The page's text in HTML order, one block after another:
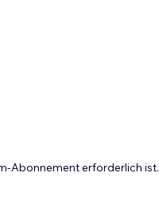
Abonnement erforderlich ist.